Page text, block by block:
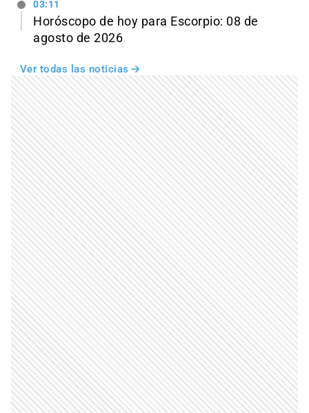
03:11
Horóscopo de hoy para Escorpio: 08 de
agosto de 2026
Ver todas las noticias